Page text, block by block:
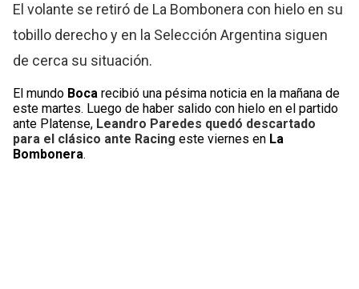
El volante se retiró de La Bombonera con hielo en su
tobillo derecho y en la Selección Argentina siguen
de cerca su situación.
El mundo Boca recibió una pésima noticia en la mañana de
este martes. Luego de haber salido con hielo en el partido
ante Platense, Leandro Paredes quedó descartado
para el clásico ante Racing este viernes en La
Bombonera.